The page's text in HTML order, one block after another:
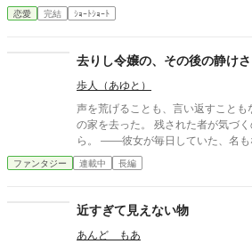
まま冷遇され続ける。 それでも王妃として国に尽くしてきたス
ノーだったが、ある日、ローレンス
決意し、国を去ろうとする。 しかしその道中、レイアー嬢の実
家の襲撃に遭い、スノーは命を落と
に広域回復魔法で多くの命を救う。 これでスノーの、人生は終
わりのはずだった。 だが次に目を覚ますと、スノーは三年前の
結婚式当日に戻っていた。何度死ん
式の誓いの瞬間へと戻される。 番から逃れようと、スノーは何
恋愛 完結 ｼｮｰﾄｼｮｰﾄ
去りし令嬢の、その後の静けさ
歩人（あゆと）
声を荒げることも、言い返すこと
の家を去った。 残された者が気づくのは、いつも後になってか
ら。 ——彼女が毎日していた、名もない
の、夫の、家族の「当たり前」を
われたものの輪郭が、ようやく見えてくる。 ざまぁ
じんわり効く、一話完結の短編集。 ※S01「捨てられ令嬢」のア
ルファポリス最適化分割。 ※アル
機微・余韻を最優先。
ファンタジー 連載中 長編
近すぎて見えない物
あんど もあ